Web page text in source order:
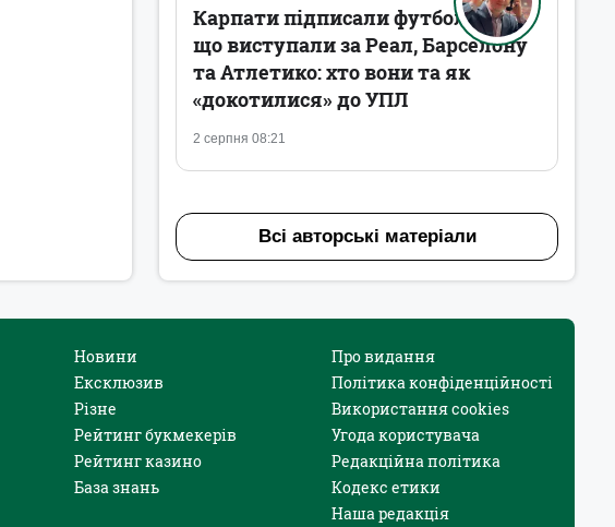
2 серпня 08:21
Карпати підписали футболістів,
що виступали за Реал, Барселону
та Атлетико: хто вони та як
«докотилися» до УПЛ
Всі авторські матеріали
Новини
Ексклюзив
Різне
Рейтинг букмекерів
Рейтинг казино
База знань
Про видання
Політика конфіденційності
Використання cookies
Угода користувача
Редакційна політика
Кодекс етики
Наша редакція